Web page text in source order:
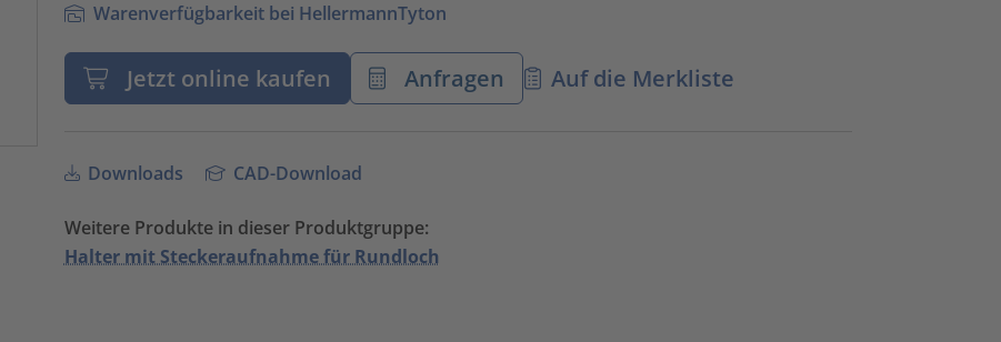
Warenverfügbarkeit bei HellermannTyton
Jetzt online kaufen Anfragen Auf die Merkliste
Downloads CAD-Download
Weitere Produkte in dieser Produktgruppe:
Halter mit Steckeraufnahme für Rundloch